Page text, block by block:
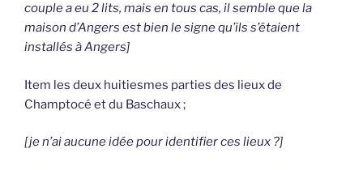
couple a eu 2 lits, mais en tous cas, il semble que la
maison d’Angers est bien le signe qu’ils s’étaient
installés à Angers]
Item les deux huitiesmes parties des lieux de
Champtocé et du Baschaux ;
[je n’ai aucune idée pour identifier ces lieux ?]